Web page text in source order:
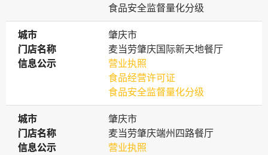
食品安全监督量化分级
城市
城市
肇庆市
门店名称
门店名称
麦当劳肇庆国际新天地餐厅
信息公示
信息公示
营业执照
食品经营许可证
食品安全监督量化分级
城市
城市
肇庆市
门店名称
门店名称
麦当劳肇庆端州四路餐厅
信息公示
信息公示
营业执照